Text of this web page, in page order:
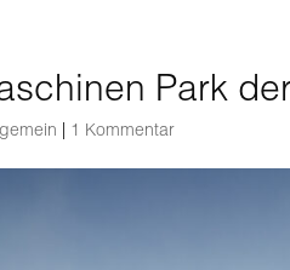
Park
1 Kommentar